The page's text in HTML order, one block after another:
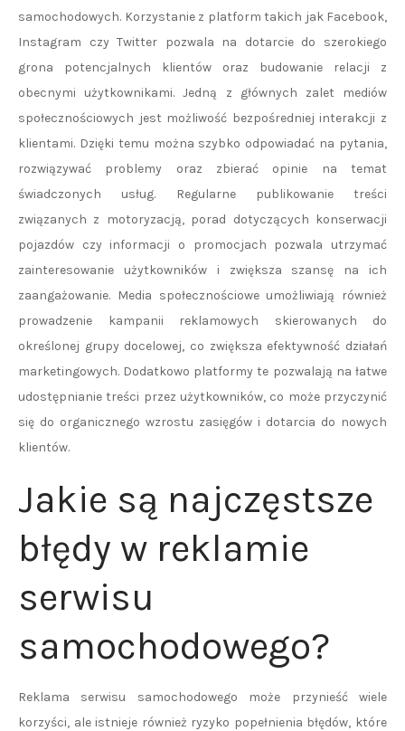
samochodowych. Korzystanie z platform takich jak Facebook,
Instagram czy Twitter pozwala na dotarcie do szerokiego
grona potencjalnych klientów oraz budowanie relacji z
obecnymi użytkownikami. Jedną z głównych zalet mediów
społecznościowych jest możliwość bezpośredniej interakcji z
klientami. Dzięki temu można szybko odpowiadać na pytania,
rozwiązywać problemy oraz zbierać opinie na temat
świadczonych usług. Regularne publikowanie treści
związanych z motoryzacją, porad dotyczących konserwacji
pojazdów czy informacji o promocjach pozwala utrzymać
zainteresowanie użytkowników i zwiększa szansę na ich
zaangażowanie. Media społecznościowe umożliwiają również
prowadzenie kampanii reklamowych skierowanych do
określonej grupy docelowej, co zwiększa efektywność działań
marketingowych. Dodatkowo platformy te pozwalają na łatwe
udostępnianie treści przez użytkowników, co może przyczynić
się do organicznego wzrostu zasięgów i dotarcia do nowych
klientów.
Jakie są najczęstsze
błędy w reklamie
serwisu
samochodowego?
Reklama serwisu samochodowego może przynieść wiele
korzyści, ale istnieje również ryzyko popełnienia błędów, które